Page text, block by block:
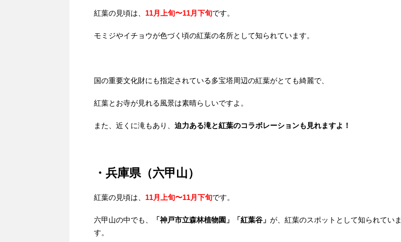
紅葉の見頃は、 11月上旬〜11月下旬です。
モミジやイチョウが色づく頃の紅葉の名所として知られています。
国の重要文化財にも指定されている多宝塔周辺の紅葉がとても綺麗で、
紅葉とお寺が見れる風景は素晴らしいですよ。
また、近くに滝もあり、 迫力ある滝と紅葉のコラボレーションも見れますよ！
・兵庫県（六甲山）
紅葉の見頃は、 11月上旬〜11月下旬です。
六甲山の中でも、 「神戸市立森林植物園」「紅葉谷」 が、紅葉のスポットとして知られていま
す。